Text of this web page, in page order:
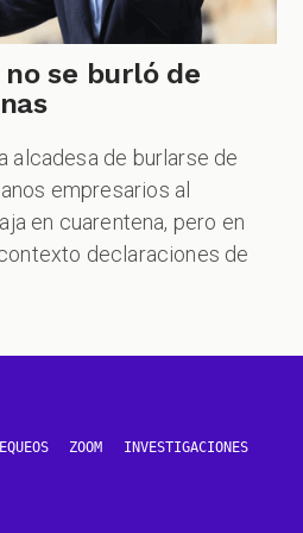
se burló de
alcadesa de burlarse de
empresarios al
en cuarentena, pero en
declaraciones de
ZOOM INVESTIGACIONES